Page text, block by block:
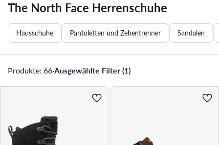
The North Face Herrenschuhe
Hausschuhe Pantoletten und Zehentrenner Sandalen
Produkte: 66·Ausgewählte Filter (1)